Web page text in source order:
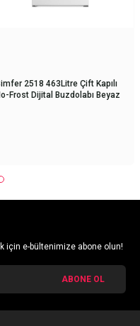
2518 463Litre Çift Kapılı
Frost Dijital Buzdolabı Beyaz
için e-bültenimize abone olun!
ABONE OL